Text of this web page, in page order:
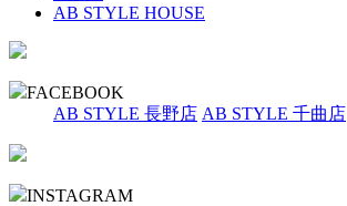
AB STYLE HOUSE
FACEBOOK
AB STYLE 長野店 AB STYLE 千曲店
INSTAGRAM